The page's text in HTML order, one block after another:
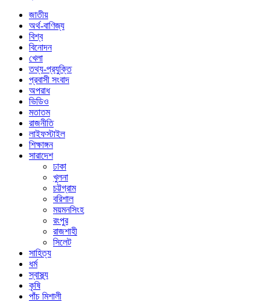
জাতীয়
অর্থ-বাণিজ্য
বিশ্ব
বিনোদন
খেলা
তথ্য-প্রযুক্তি
প্রবাসী সংবাদ
অপরাধ
ভিডিও
মতাতম
রাজনীতি
লাইফস্টাইল
শিক্ষাঙ্গন
সারাদেশ
ঢাকা
খুলনা
চট্টগ্রাম
বরিশাল
ময়মনসিংহ
রংপুর
রাজশাহী
সিলেট
সাহিত্য
ধর্ম
স্বাস্থ্য
কৃষি
পাঁচ মিশালী